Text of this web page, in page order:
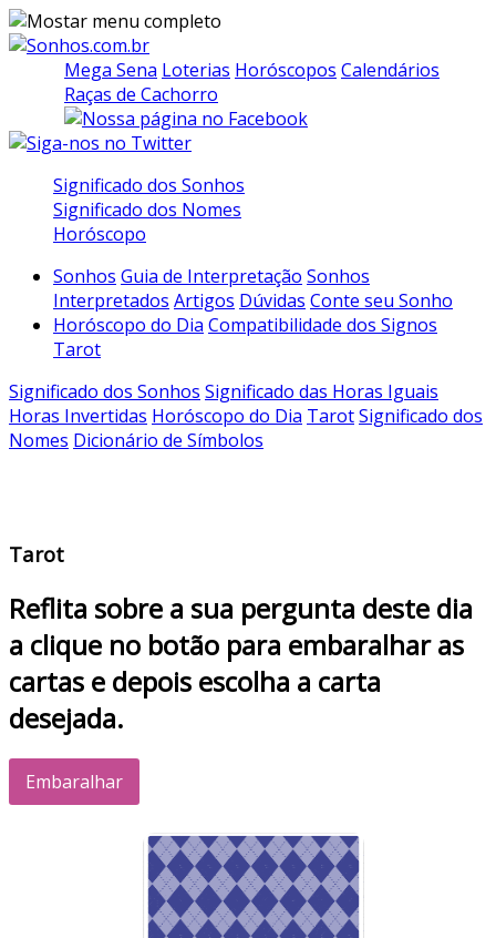
Mega Sena Loterias Horóscopos Calendários
Raças de Cachorro
Significado dos Sonhos
Significado dos Nomes
Horóscopo
Sonhos Guia de Interpretação Sonhos
Interpretados Artigos Dúvidas Conte seu Sonho
Horóscopo do Dia Compatibilidade dos Signos
Tarot
Significado dos Sonhos Significado das Horas Iguais
Horas Invertidas Horóscopo do Dia TarotSignificado dos
Nomes Dicionário de Símbolos
Tarot
Reflita sobre a sua pergunta deste dia
a clique no botão para embaralhar as
cartas e depois escolha a carta
desejada.
Embaralhar